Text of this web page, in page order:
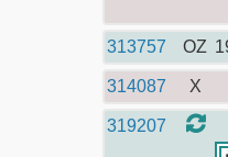
313757 OZ
314087 X
319207